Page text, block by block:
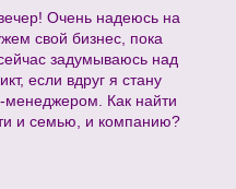
Очень надеюсь на
свой бизнес, пока
задумываюсь над
если вдруг я стану
Как найти
и семью, и компанию?